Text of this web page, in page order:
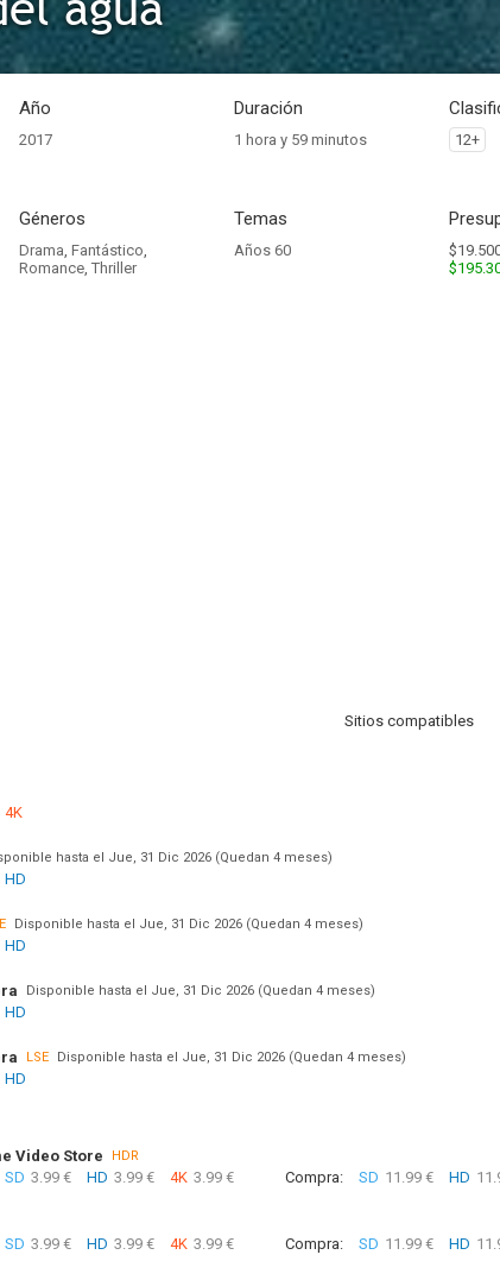
Año
2017
Duración
1 hora y 59 minutos 12+
Géneros
Drama, Fantástico,
Romance, Thriller
Temas
Años 60
Sitios compatibles
4K
hasta el Jue, 31 Dic 2026 (Quedan 4 meses)
HD
Disponible hasta el Jue, 31 Dic 2026 (Quedan 4 meses)
HD
Disponible hasta el Jue, 31 Dic 2026 (Quedan 4 meses)
HD
LSE Disponible hasta el Jue, 31 Dic 2026 (Quedan 4 meses)
HD
Video Store HDR
SD 3.99 € HD 3.99 € 4K 3.99 € Compra: SD 11.99 € HD
SD 3.99 € HD 3.99 € 4K 3.99 € Compra: SD 11.99 € HD